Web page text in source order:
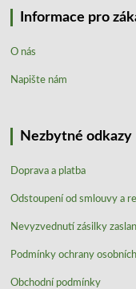
Informace pro
O nás
Napište nám
Nezbytné odkazy
Doprava a platba
Odstoupení od smlouvy a
Nevyzvednutí zásilky
Podmínky ochrany
Obchodní podmínky